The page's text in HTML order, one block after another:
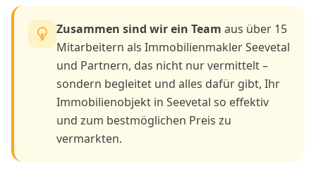
Zusammen sind wir ein Team aus über 15
Mitarbeitern als Immobilienmakler Seevetal
und Partnern, das nicht nur vermittelt –
sondern begleitet und alles dafür gibt, Ihr
Immobilienobjekt in Seevetal so effektiv
und zum bestmöglichen Preis zu
vermarkten.